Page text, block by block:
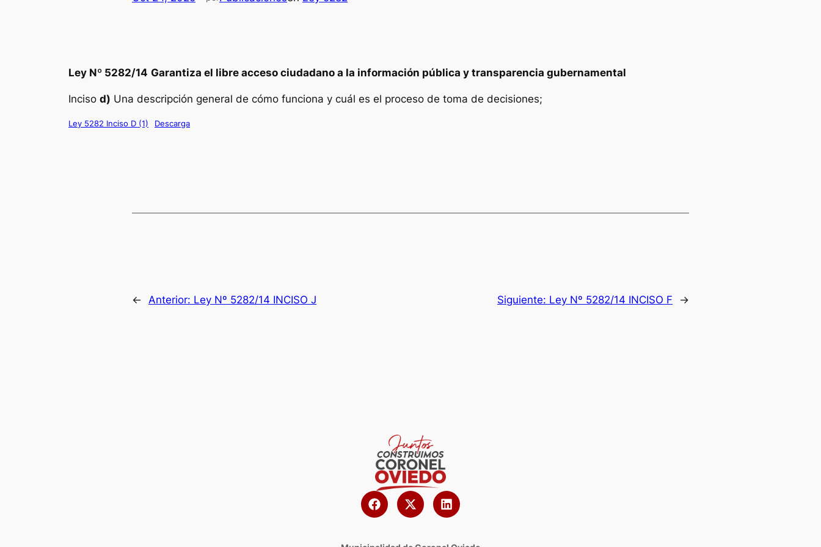
Ley Nº 5282/14 Garantiza el libre acceso ciudadano a la información pública y transparencia gubernamental
Inciso d) Una descripción general de cómo funciona y cuál es el proceso de toma de decisiones;
Ley 5282 Inciso D (1) Descarga
← Anterior: Ley Nº 5282/14 INCISO J Siguiente: Ley Nº 5282/14 INCISO F →